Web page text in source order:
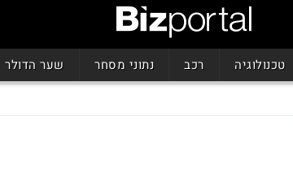
טכנולוגיה רכב נתוני מסחר שער הדולר